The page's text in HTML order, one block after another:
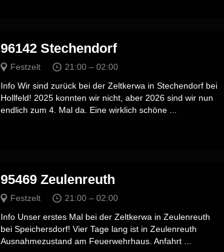
96142 Stechendorf
Festzelt
21:00 – 02:00
Info Wir sind zurück bei der Zeltkerwa in Stechendorf bei
Hollfeld! 2025 konnten wir nicht, aber 2026 sind wir nun
endlich zum 4. Mal da. Eine wirklich schöne ...
95469 Zeulenreuth
Festzelt
21:00 – 02:00
Info Unser erstes Mal bei der Zeltkerwa in Zeulenreuth
bei Speichersdorf! Vier Tage lang ist in Zeulenreuth
Ausnahmezustand am Feuerwehrhaus. Anfahrt ...